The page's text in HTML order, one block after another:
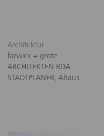
Architektur
farwick + grote
ARCHITEKTEN BDA
STADTPLANER, Ahaus